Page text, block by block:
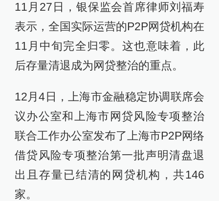
11月27日，银保监会首席律师刘福寿
表示，全国实际运营的P2P网贷机构在
11月中旬完全归零。这也意味着，此
后存量清退成为网贷整治的重点。
12月4日，上海市金融稳定协调联席会
议办公室和上海市网贷风险专项整治
联合工作办公室发布了上海市P2P网络
借贷风险专项整治第一批声明清盘退
出且存量已结清的网贷机构，共146
家。